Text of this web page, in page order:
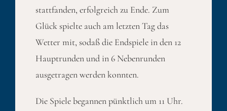
stattfanden, erfolgreich zu Ende. Zum
Glück spielte auch am letzten Tag das
Wetter mit, sodaß die Endspiele in den 12
Hauptrunden und in 6 Nebenrunden
ausgetragen werden konnten.
Die Spiele begannen pünktlich um 11 Uhr.